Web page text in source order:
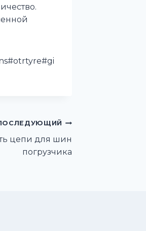
цепи для шин
погрузчика